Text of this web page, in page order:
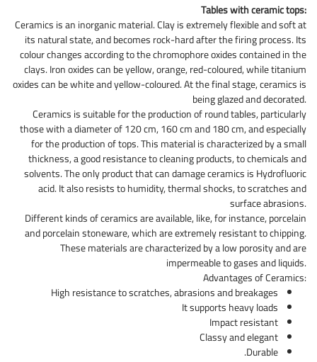
Tables with ceramic tops:
Ceramics is an inorganic material. Clay is extremely flexible and soft at
its natural state, and becomes rock-hard after the firing process. Its
colour changes according to the chromophore oxides contained in the
clays. Iron oxides can be yellow, orange, red-coloured, while titanium
oxides can be white and yellow-coloured. At the final stage, ceramics is
being glazed and decorated.
Ceramics is suitable for the production of round tables, particularly
those with a diameter of 120 cm, 160 cm and 180 cm, and especially
for the production of tops. This material is characterized by a small
thickness, a good resistance to cleaning products, to chemicals and
solvents. The only product that can damage ceramics is Hydrofluoric
acid. It also resists to humidity, thermal shocks, to scratches and
surface abrasions.
Different kinds of ceramics are available, like, for instance, porcelain
and porcelain stoneware, which are extremely resistant to chipping.
These materials are characterized by a low porosity and are
impermeable to gases and liquids.
Advantages of Ceramics:
High resistance to scratches, abrasions and breakages
It supports heavy loads
Impact resistant
Classy and elegant
Durable.